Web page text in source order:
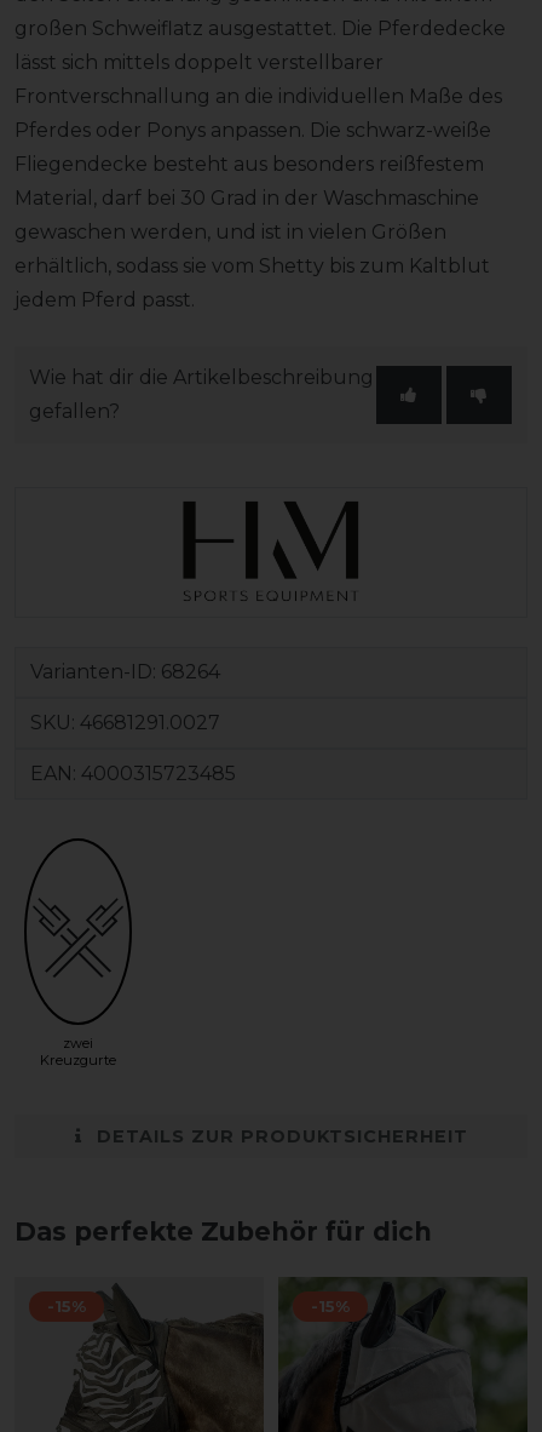
großen Schweiflatz ausgestattet. Die Pferdedecke
lässt sich mittels doppelt verstellbarer
Frontverschnallung an die individuellen Maße des
Pferdes oder Ponys anpassen. Die schwarz-weiße
Fliegendecke besteht aus besonders reißfestem
Material, darf bei 30 Grad in der Waschmaschine
gewaschen werden, und ist in vielen Größen
erhältlich, sodass sie vom Shetty bis zum Kaltblut
jedem Pferd passt.
Wie hat dir die Artikelbeschreibung
gefallen?
Varianten-ID: 68264
SKU: 46681291.0027
EAN: 4000315723485
zwei
Kreuzgurte
DETAILS ZUR PRODUKTSICHERHEIT
Das perfekte Zubehör für dich
-15% -15%